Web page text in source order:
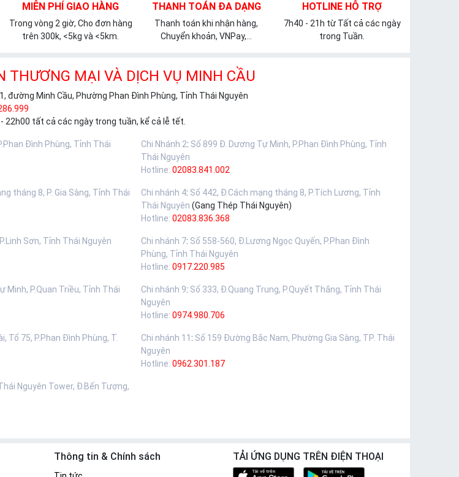
MIỄN PHÍ GIAO HÀNG
Trong vòng 2 giờ, Cho đơn hàng
trên 300k, <5kg và <5km.
THANH TOÁN ĐA DẠNG
Thanh toán khi nhận hàng,
Chuyển khoản, VNPay,...
HOTLINE HỖ TRỢ
7h40 - 21h từ Tất cả các ngày
trong Tuần.
THƯƠNG MẠI VÀ DỊCH VỤ MINH CẦU
đường Minh Cầu, Phường Phan Đình Phùng, Tỉnh Thái Nguyên
22h00 tất cả các ngày trong tuần, kể cả lễ tết.
Đình Phùng, Tỉnh Thái
Chi Nhánh 2: Số 899 Đ. Dương Tự Minh, P.Phan Đình Phùng, Tỉnh
Thái Nguyên
Hotline: 02083.841.002
tháng 8, P. Gia Sàng, Tỉnh Thái
Chi nhánh 4: Số 442, Đ.Cách mạng tháng 8, P.Tích Lương, Tỉnh
Thái Nguyên (Gang Thép Thái Nguyên)
Hotline: 02083.836.368
Sơn, Tỉnh Thái Nguyên
Chi nhánh 7: Số 558-560, Đ.Lương Ngọc Quyến, P.Phan Đình
Phùng, Tỉnh Thái Nguyên
Hotline: 0917.220.985
Minh, P.Quan Triều, Tỉnh Thái
Chi nhánh 9: Số 333, Đ.Quang Trung, P.Quyết Thắng, Tỉnh Thái
Nguyên
Hotline: 0974.980.706
Tổ 75, P.Phan Đình Phùng, T.
Chi nhánh 11 : Số 159 Đường Bắc Nam, Phường Gia Sàng, TP. Thái
Nguyên
Hotline: 0962.301.187
Nguyên Tower, Đ.Bến Tượng,
Thông tin & Chính sách TẢI ỨNG DỤNG TRÊN ĐIỆN THOẠI